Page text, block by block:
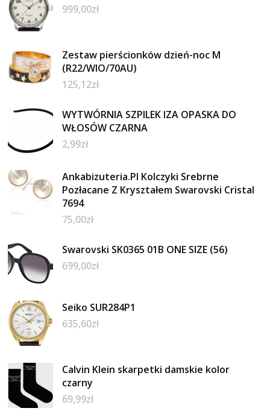
999,00zł
Zestaw pierścionków dzień-noc M
(R22/WIO/70AU)
125,12zł
WYTWÓRNIA SZPILEK IZA OPASKA DO
WŁOSÓW CZARNA
2,99zł
Ankabizuteria.Pl Kolczyki Srebrne
Pozłacane Z Kryształem Swarovski Cristal
7694
75,00zł
Swarovski SK0365 01B ONE SIZE (56)
699,00zł
Seiko SUR284P1
635,60zł
Calvin Klein skarpetki damskie kolor
czarny
69,99zł